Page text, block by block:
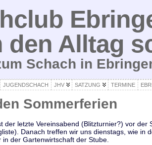
den Alltag
Schach in
JUGENDSCHACH JHV SATZUNG TERMINE
Sommerferien
der letzte Vereinsabend (Blitzturnier?) vor der
Danach treffen wir uns dienstags, wie in
der Gartenwirtschaft der Stube.